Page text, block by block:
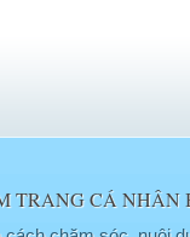
TRANG CÁ NHÂN